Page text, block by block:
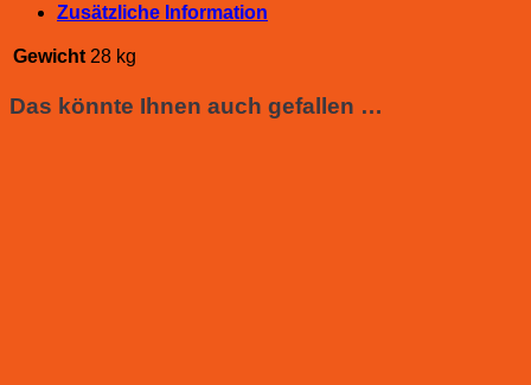
Zusätzliche Information
Gewicht 28 kg
Das könnte Ihnen auch gefallen …